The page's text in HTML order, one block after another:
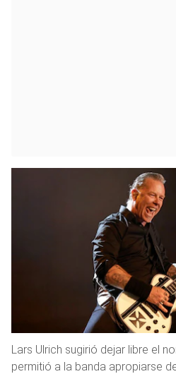
Lars Ulrich sugirió dejar libre el
permitió a la banda apropiarse